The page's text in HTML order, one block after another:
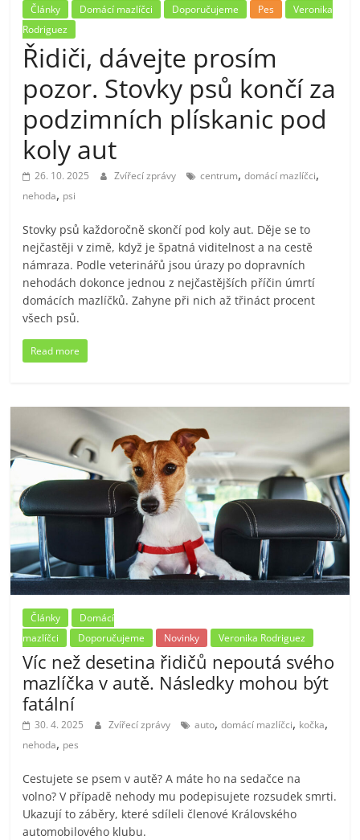
Články Domácí mazlíčci Doporučujeme Pes
Veronika
Rodriguez
Řidiči, dávejte prosím
pozor. Stovky psů končí za
podzimních plískanic pod
koly aut
26. 10. 2025 Zvířecí zprávy centrum,domácí mazlíčci,
nehoda, psi
Stovky psů každoročně skončí pod koly aut. Děje se to
nejčastěji v zimě, když je špatná viditelnost a na cestě
námraza. Podle veterinářů jsou úrazy po dopravních
nehodách dokonce jednou z nejčastějších příčin úmrtí
domácích mazlíčků. Zahyne při nich až třináct procent
všech psů.
Read more
Články
Domácí
mazlíčci
Doporučujeme Novinky Veronika Rodriguez
Víc než desetina řidičů nepoutá svého
mazlíčka v autě. Následky mohou být
fatální
30. 4. 2025 Zvířecí zprávy auto,domácí mazlíčci, kočka,
nehoda, pes
Cestujete se psem v autě? A máte ho na sedačce na
volno? V případě nehody mu podepisujete rozsudek smrti.
Ukazují to záběry, které sdíleli členové Královského
automobilového klubu.